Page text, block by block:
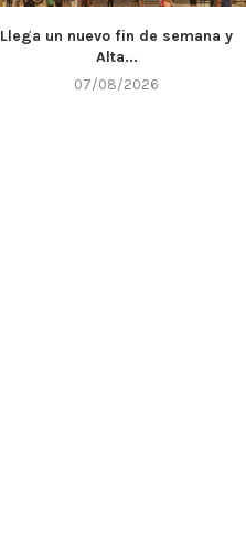
Córdoba fortalece la prevención y
respuesta ante el...
07/08/2026